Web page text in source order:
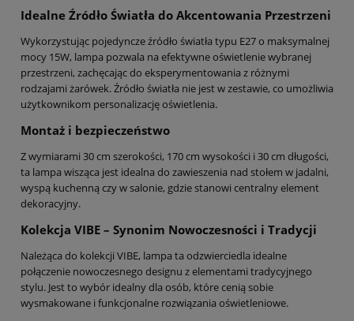
Idealne Źródło Światła do Akcentowania Przestrzeni
Wykorzystując pojedyncze źródło światła typu E27 o maksymalnej
mocy 15W, lampa pozwala na efektywne oświetlenie wybranej
przestrzeni, zachęcając do eksperymentowania z różnymi
rodzajami żarówek. Źródło światła nie jest w zestawie, co umożliwia
użytkownikom personalizację oświetlenia.
Montaż i bezpieczeństwo
Z wymiarami 30 cm szerokości, 170 cm wysokości i 30 cm długości,
ta lampa wisząca jest idealna do zawieszenia nad stołem w jadalni,
wyspą kuchenną czy w salonie, gdzie stanowi centralny element
dekoracyjny.
Kolekcja VIBE – Synonim Nowoczesności i Tradycji
Należąca do kolekcji VIBE, lampa ta odzwierciedla idealne
połączenie nowoczesnego designu z elementami tradycyjnego
stylu. Jest to wybór idealny dla osób, które cenią sobie
wysmakowane i funkcjonalne rozwiązania oświetleniowe.